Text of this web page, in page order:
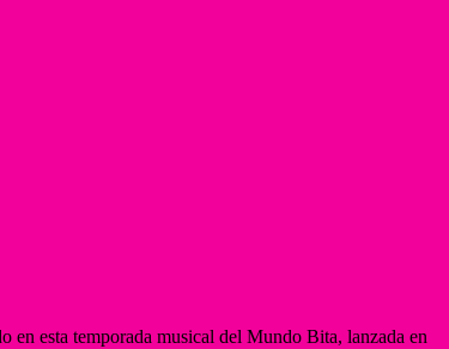
en esta temporada musical del Mundo Bita, lanzada en